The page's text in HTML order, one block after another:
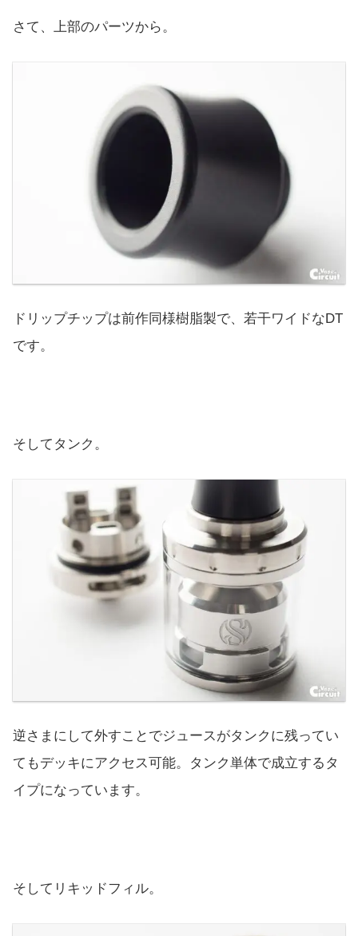
さて、上部のパーツから。
ドリップチップは前作同様樹脂製で、若干ワイドなDT
です。
そしてタンク。
逆さまにして外すことでジュースがタンクに残ってい
てもデッキにアクセス可能。タンク単体で成立するタ
イプになっています。
そしてリキッドフィル。